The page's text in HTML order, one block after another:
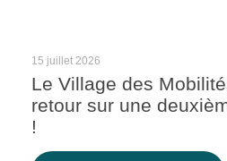
15 juillet 2026
Le Village des
retour sur une
!